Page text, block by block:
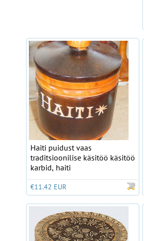
Haiti puidust vaas
traditsioonilise käsitöö käsitöö
karbid, haiti
€11.42 EUR